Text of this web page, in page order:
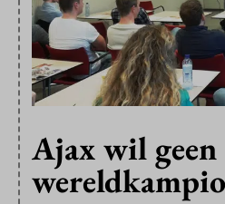
Ajax wil geen